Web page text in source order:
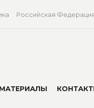
Российская